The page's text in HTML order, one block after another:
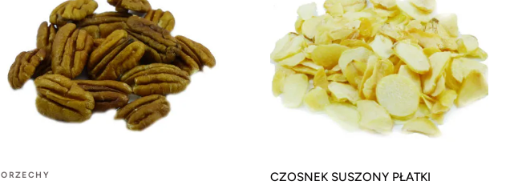
ORZECHY CZOSNEK SUSZONY PŁATKI